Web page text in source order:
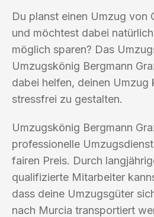
Du planst einen Umzug von
und möchtest dabei
möglich sparen? Das
Umzugskönig Bergmann
dabei helfen, deinen Umzug
stressfrei zu gestalten.
Umzugskönig Bergmann
professionelle
fairen Preis. Durch
qualifizierte Mitarbeiter
dass deine Umzugsgüter
nach Murcia transportiert